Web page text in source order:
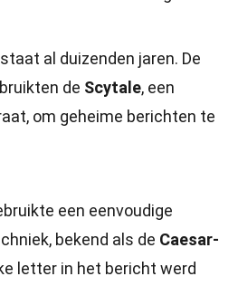
al duizenden jaren. De
de Scytale, een
om geheime berichten te
een eenvoudige
bekend als de Caesar-
letter in het bericht werd